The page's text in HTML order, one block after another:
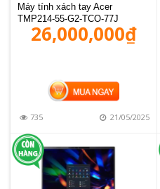
Máy tính xách tay Acer
TMP214-55-G2-TCO-77J
26,000,000₫
MUA HÀNG
735 21/05/2025